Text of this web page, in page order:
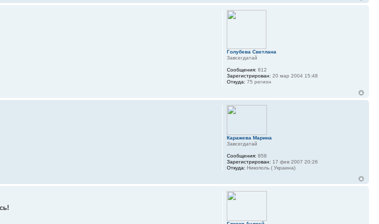
Голубева Светлана
Завсегдатай
Сообщения: 812
Зарегистрирован: 20 мар 2004 15:48
Откуда: 75 регион
Каражева Марина
Завсегдатай
Сообщения: 858
Зарегистрирован: 17 фев 2007 20:26
Откуда: Никополь ( Украина)